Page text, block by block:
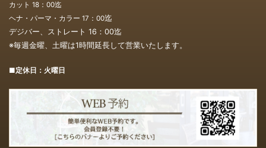
カット 18：00迄
ヘナ・パーマ・カラー 17：00迄
デジバー、ストレート 16：00迄
※毎週金曜、土曜は1時間延長して営業いたします。
■定休日：火曜日